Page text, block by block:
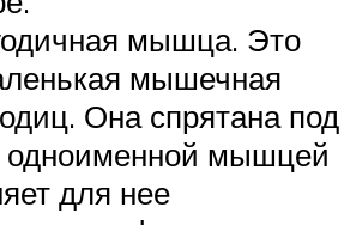
мышца. Это
мышечная
Она спрятана под
мышцей
для нее